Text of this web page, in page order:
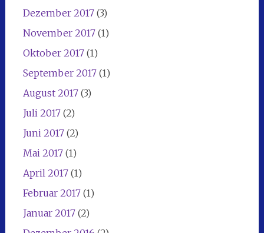
Dezember 2017(3)
November 2017(1)
Oktober 2017(1)
September 2017(1)
August 2017(3)
Juli 2017(2)
Juni 2017(2)
Mai 2017(1)
April 2017(1)
Februar 2017(1)
Januar 2017(2)